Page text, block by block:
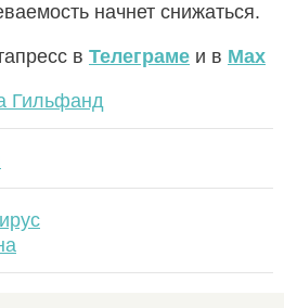
начнет снижаться.
в Телеграме и в Max
Гильфанд